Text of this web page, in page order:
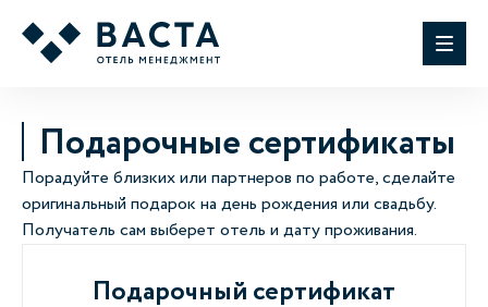
Подарочные сертификаты
Порадуйте близких или партнеров по работе, сделайте
оригинальный подарок на день рождения или свадьбу.
Получатель сам выберет отель и дату проживания.
Подарочный сертификат